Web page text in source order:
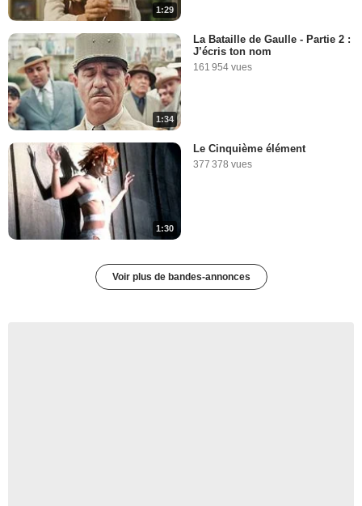
1:29
1:34
La Bataille de Gaulle - Partie 2 :
J’écris ton nom
161 954 vues
1:30
Le Cinquième élément
377 378 vues
Voir plus de bandes-annonces